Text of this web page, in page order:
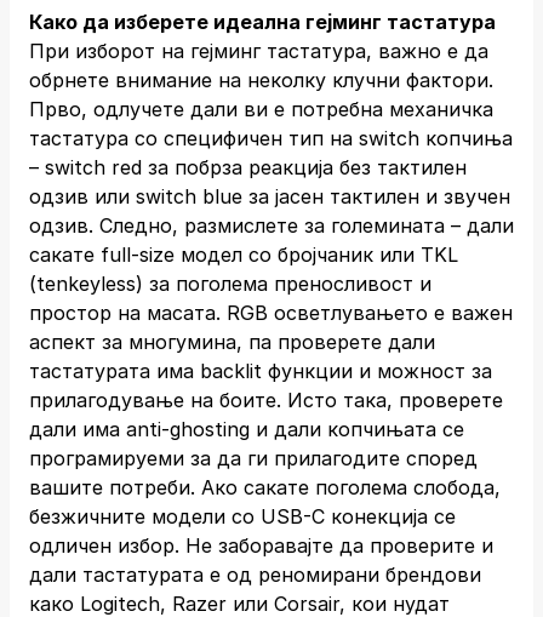
Како да изберете идеална гејминг тастатура
При изборот на гејминг тастатура, важно е да
обрнете внимание на неколку клучни фактори.
Прво, одлучете дали ви е потребна механичка
тастатура со специфичен тип на switch копчиња
– switch red за побрза реакција без тактилен
одзив или switch blue за јасен тактилен и звучен
одзив. Следно, размислете за големината – дали
сакате full-size модел со бројчаник или TKL
(tenkeyless) за поголема преносливост и
простор на масата. RGB осветлувањето е важен
аспект за многумина, па проверете дали
тастатурата има backlit функции и можност за
прилагодување на боите. Исто така, проверете
дали има anti-ghosting и дали копчињата се
програмируеми за да ги прилагодите според
вашите потреби. Ако сакате поголема слобода,
безжичните модели со USB-C конекција се
одличен избор. Не заборавајте да проверите и
дали тастатурата е од реномирани брендови
како Logitech, Razer или Corsair, кои нудат